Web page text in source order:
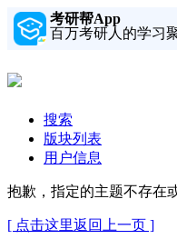
考研帮App
百万考研人的学习
搜索
版块列表
用户信息
抱歉，指定的主题不存在
[ 点击这里返回上一页 ]